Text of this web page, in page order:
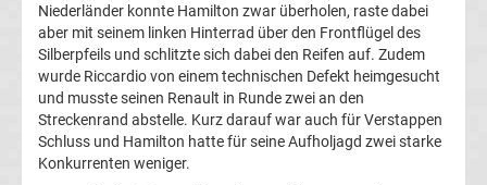
Ergebnisse
Europa
League
Niederländer konnte Hamilton zwar überholen, raste dabei
aber mit seinem linken Hinterrad über den Frontflügel des
Silberpfeils und schlitzte sich dabei den Reifen auf. Zudem
wurde Riccardio von einem technischen Defekt heimgesucht
und musste seinen Renault in Runde zwei an den
Streckenrand abstelle. Kurz darauf war auch für Verstappen
Schluss und Hamilton hatte für seine Aufholjagd zwei starke
Konkurrenten weniger.